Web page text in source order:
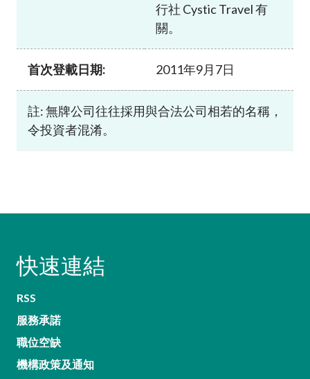
行社 Cystic Travel 有
關。
首次登載日期: 2011年9月7日
註: 無牌公司往往採用與合法公司相若的名稱，
令投資者混淆。
快速連結
RSS
服務承諾
職位空缺
機構政策及通知